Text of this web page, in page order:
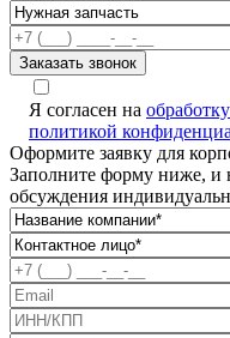
Я согласен на
политикой
Оформите заявку для
Заполните форму ниже, и
обсуждения